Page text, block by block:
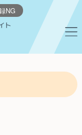
NG
ト